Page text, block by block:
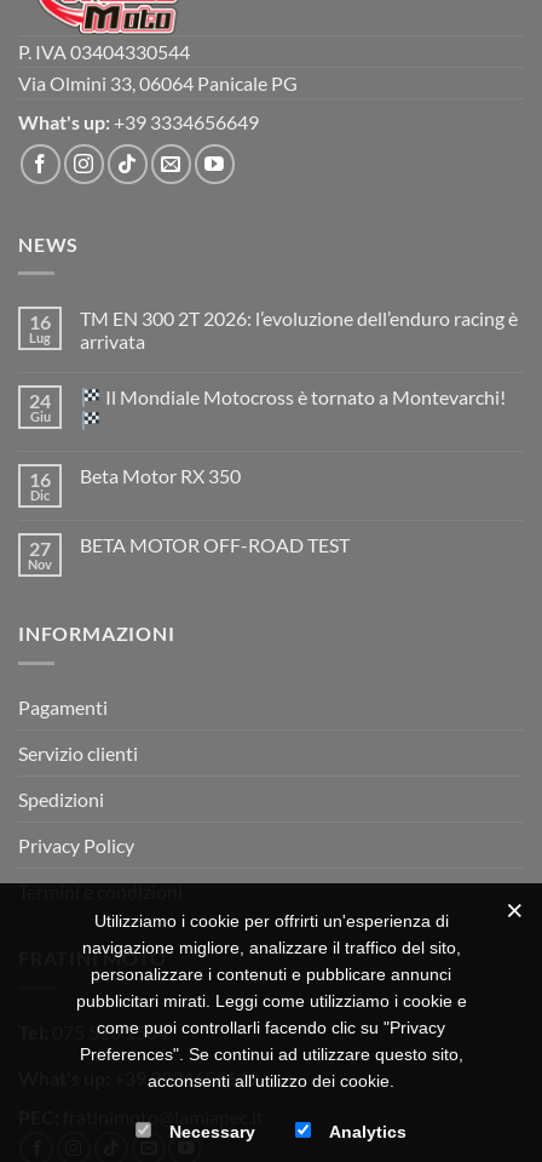
P. IVA 03404330544
Via Olmini 33, 06064 Panicale PG
What's up: +39 3334656649
NEWS
16
Lug
TM EN 300 2T 2026: l’evoluzione dell’enduro racing è
arrivata
su
TM
EN
2026:
è
arrivata
24
Giu
Il Mondiale Motocross è tornato a Montevarchi!
su
Motocross
è
16
Dic
Beta Motor RX 350
Beta
27
Nov
BETA MOTOR OFF-ROAD TEST
MOTOR
INFORMAZIONI
Pagamenti
Servizio clienti
Spedizioni
Privacy Policy
Termini e condizioni
FRATINI MOTO
075 518 1504
+39 3334656649
Utilizziamo i cookie per offrirti un'esperienza di
navigazione migliore, analizzare il traffico del sito,
personalizzare i contenuti e pubblicare annunci
pubblicitari mirati. Leggi come utilizziamo i cookie e
come puoi controllarli facendo clic su "Privacy
Preferences". Se continui ad utilizzare questo sito,
acconsenti all'utilizzo dei cookie.
Necessary Analytics